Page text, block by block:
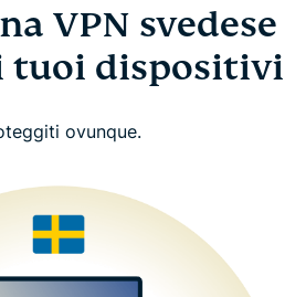
VPN svedese
tuoi dispositivi
ovunque.